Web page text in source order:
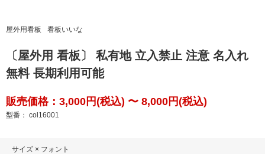
屋外用看板 看板いいな
〔屋外用 看板〕 私有地 立入禁止 注意 名入れ
無料 長期利用可能
販売価格：3,000円(税込) 〜 8,000円(税込)
型番： col16001
サイズ × フォント